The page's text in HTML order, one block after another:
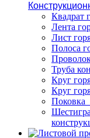
Квадрат
Лента
Лист
Полоса
Труба
Круг
Круг
Поковка